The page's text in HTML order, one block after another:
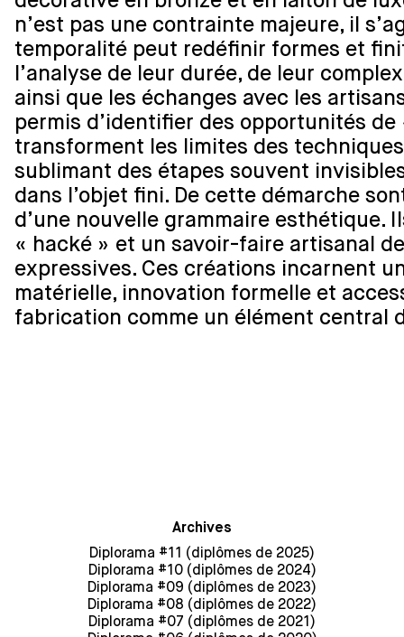
n’est pas une contrainte majeure, il
temporalité peut redéfinir formes et
l’analyse de leur durée, de leur
ainsi que les échanges avec les
permis d’identifier des opportunités
transforment les limites des
sublimant des étapes souvent
dans l’objet fini. De cette démarche
d’une nouvelle grammaire esthétique.
« hacké » et un savoir-faire artisanal
expressives. Ces créations incarnent
matérielle, innovation formelle et
fabrication comme un élément central
Archives
Diplorama #11 (diplômes de 2025)
Diplorama #10 (diplômes de 2024)
Diplorama #09 (diplômes de 2023)
Diplorama #08 (diplômes de 2022)
Diplorama #07 (diplômes de 2021)